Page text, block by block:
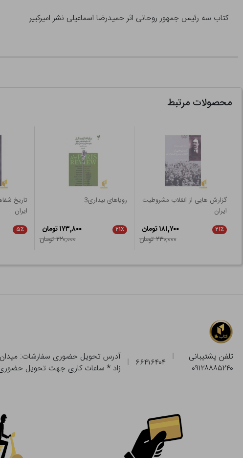
کتاب سه رئیس جمهور روحانی اثر حمیدرضا اسماعیلی نشر امیرکبیر
محصولات مرتبط
گزارش هایی از انقلاب مشروطیت
ایران
۲۱٪
۱۸۱,۷۰۰ تومان
۲۳۰,۰۰۰ تومان
رویاهای بیداری3
۲۱٪
۱۷۳,۸۰۰ تومان
۲۲۰,۰۰۰ تومان
تاریخ
ایران
۵٪
تلفن پشتیبانی
۰۹۱۲۸۸۸۵۲۴۰
۶۶۴۱۶۴۰۴
زاد * ساعات کاری جهت تحویل حضوری از فروشگاه و